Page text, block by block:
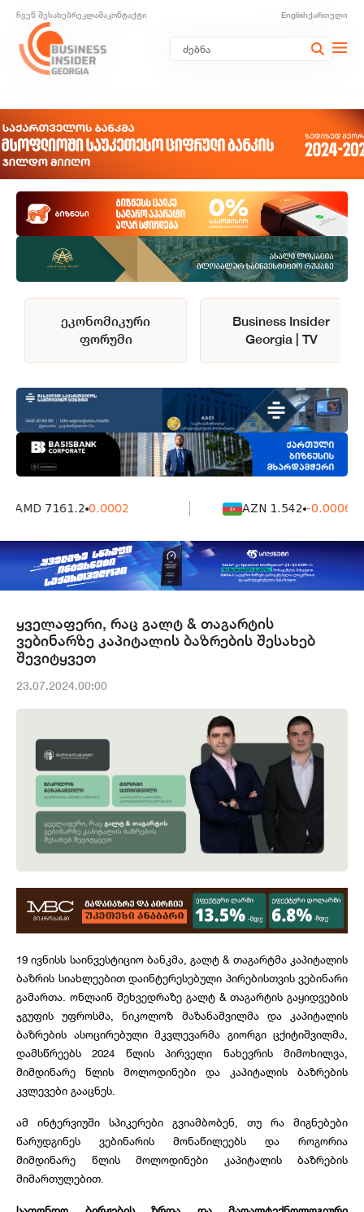
ჩვენ შესახებრეკლამაკონტაქტი Englishქართული
ეკონომიკური
ფორუმი
Business Insider
Georgia | TV
AMD 7161.2 0.0002 AZN 1.542 -0.0006
ყველაფერი, რაც გალტ & თაგარტის
ვებინარზე კაპიტალის ბაზრების შესახებ
შევიტყვეთ
23.07.2024.00:00
19 ივნისს საინვესტიციო ბანკმა, გალტ & თაგარტმა კაპიტალის
ბაზრის სიახლეებით დაინტერესებული პირებისთვის ვებინარი
გამართა. ონლაინ შეხვედრაზე გალტ & თაგარტის გაყიდვების
ჯგუფის უფროსმა, ნიკოლოზ მაზანაშვილმა და კაპიტალის
ბაზრების ასოცირებული მკვლევარმა გიორგი ცქიტიშვილმა,
დამსწრეებს 2024 წლის პირველი ნახევრის მიმოხილვა,
მიმდინარე წლის მოლოდინები და კაპიტალის ბაზრების
კვლევები გააცნეს.
ამ ინტერვიუში სპიკერები გვიამბობენ, თუ რა მიგნებები
წარუდგინეს ვებინარის მონაწილეებს და როგორია
მიმდინარე წლის მოლოდინები კაპიტალის ბაზრების
მიმართულებით.